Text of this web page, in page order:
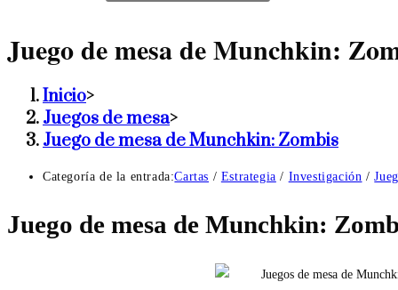
Juego de mesa de Munchkin:
Inicio>
Juegos de mesa>
Juego de mesa de Munchkin: Zombis
Categoría de la entrada:Cartas / Estrategia / Investigación /
Juego de mesa de Munchkin: